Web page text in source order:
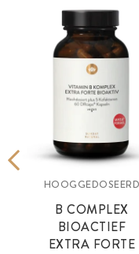
HOOGGEDOSEERD
B COMPLEX
BIOACTIEF
EXTRA FORTE